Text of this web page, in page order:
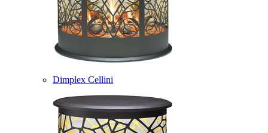
Dimplex Cellini